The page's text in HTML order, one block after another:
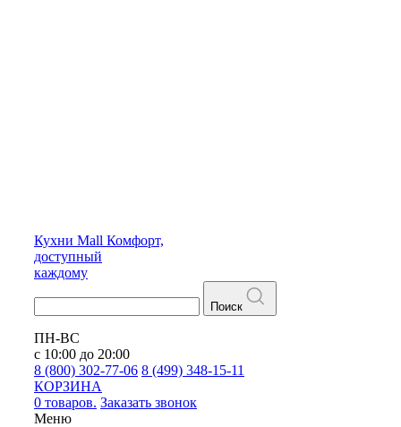
Кухни Mall Комфорт,
доступный
каждому
Поиск
ПН-ВС
с 10:00 до 20:00
8 (800) 302-77-06 8 (499) 348-15-11
КОРЗИНА
0 товаров. Заказать звонок
Меню